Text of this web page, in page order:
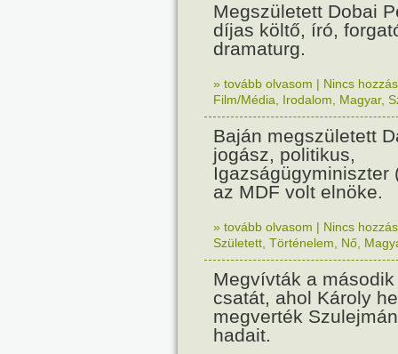
Megszületett Dobai
díjas költő, író,
dramaturg.
» tovább olvasom | Nincs
Film/Média
Irodalom Magyar,
Baján megszületett
jogász, politikus,
Igazságügyminiszter
az MDF volt elnöke.
» tovább olvasom | Nincs
Született Történelem Nő
Megvívták a
csatát, ahol Károly
megverték
hadait.